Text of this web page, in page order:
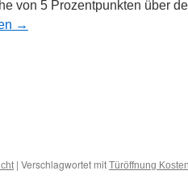
von 5 Prozentpunkten über
→
| Verschlagwortet mit Türöffnung Kosten